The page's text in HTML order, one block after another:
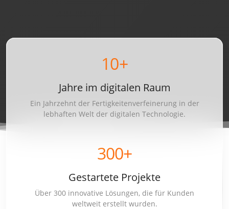
10+
Jahre im digitalen Raum
Ein Jahrzehnt der Fertigkeitenverfeinerung in der
lebhaften Welt der digitalen Technologie.
300+
Gestartete Projekte
Über 300 innovative Lösungen, die für Kunden
weltweit erstellt wurden.